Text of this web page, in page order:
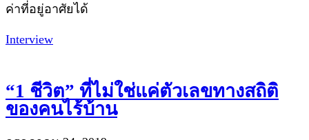
ค่าที่อยู่อาศัยได้
Interview
“1 ชีวิต” ที่ไม่ใช่แค่ตัวเลขทางสถิติ
ของคนไร้บ้าน